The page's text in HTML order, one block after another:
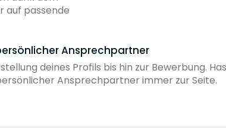
auf passende
Ansprechpartner
deines Profils bis hin zur Bewerbung.
Ansprechpartner immer zur Seite.